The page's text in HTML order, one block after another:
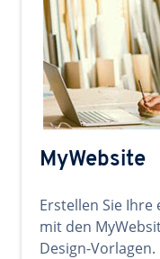
MyWebsite
Erstellen Sie
mit den
Design-